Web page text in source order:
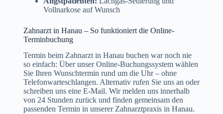
Vollnarkose auf Wunsch
Zahnarzt in Hanau – So funktioniert die Online-
Terminbuchung
Termin beim Zahnarzt in Hanau buchen war noch nie
so einfach: Über unser Online-Buchungssystem wählen
Sie Ihren Wunschtermin rund um die Uhr – ohne
Telefonwarteschlangen. Alternativ rufen Sie uns an oder
schreiben uns eine E-Mail. Wir melden uns innerhalb
von 24 Stunden zurück und finden gemeinsam den
passenden Termin in unserer Zahnarztpraxis in Hanau.